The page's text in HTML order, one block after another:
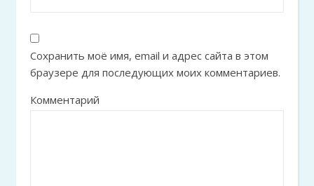
Сохранить моё имя, email и адрес сайта в этом
браузере для последующих моих комментариев.
Комментарий